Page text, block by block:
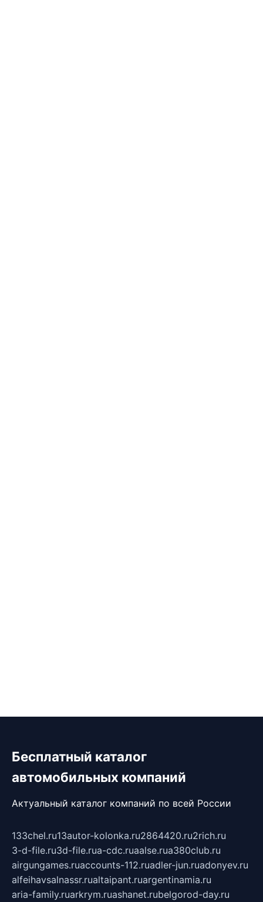
Бесплатный каталог
автомобильных компаний
Актуальный каталог компаний по всей России
133chel.ru13autor-kolonka.ru2864420.ru2rich.ru
3-d-file.ru3d-file.rua-cdc.ruaalse.rua380club.ru
airgungames.ruaccounts-112.ruadler-jun.ruadonyev.ru
alfeihavsalnassr.rualtaipant.ruargentinamia.ru
aria-family.ruarkrym.ruashanet.rubelgorod-day.ru